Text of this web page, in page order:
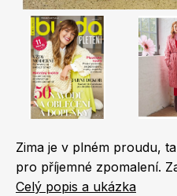
Naše krásná zahrada
Chip
Zima je v plném proudu,
pro příjemné zpomalení.
deky, připravte si své
Celý popis a ukázka